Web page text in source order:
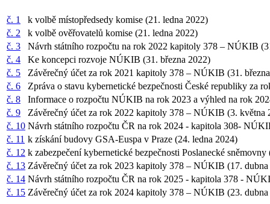
č. 1
k volbě místopředsedy komise (21. ledna 2022)
č. 2
k volbě ověřovatelů komise (21. ledna 2022)
č. 3
Návrh státního rozpočtu na rok 2022 kapitoly 378 – NÚKIB
č. 4
Ke koncepci rozvoje NÚKIB (31. března 2022)
č. 5
Závěrečný účet za rok 2021 kapitoly 378 – NÚKIB (31.
č. 6
Zpráva o stavu kybernetické bezpečnosti České republiky za
č. 8
Informace o rozpočtu NÚKIB na rok 2023 a výhled na rok
č. 9
Závěrečný účet za rok 2022 kapitoly 378 – NÚKIB (3. května
č. 10 Návrh státního rozpočtu ČR na rok 2024 - kapitola 308-
č. 11 k získání budovy GSA-Euspa v Praze (24. ledna 2024)
č. 12 k zabezpečení kybernetické bezpečnosti Poslanecké
č. 13 Závěrečný účet za rok 2023 kapitoly 378 – NÚKIB (17.
č. 14 Návrh státního rozpočtu ČR na rok 2025 - kapitola 378 -
č. 15 Závěrečný účet za rok 2024 kapitoly 378 – NÚKIB (23.